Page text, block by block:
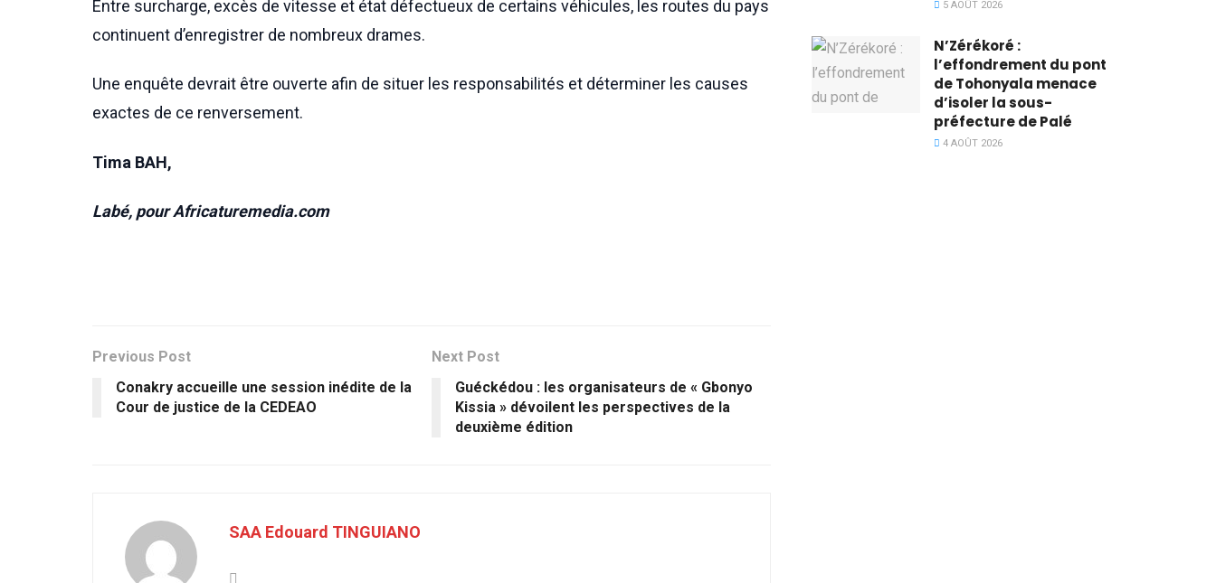
Entre surcharge, excès de vitesse et état défectueux de certains véhicules, les routes du pays
continuent d’enregistrer de nombreux drames.
Une enquête devrait être ouverte afin de situer les responsabilités et déterminer les causes
exactes de ce renversement.
Tima BAH,
Labé, pour Africaturemedia.com
Previous Post
Conakry accueille une session inédite de la
Cour de justice de la CEDEAO
Next Post
Guéckédou : les organisateurs de « Gbonyo
Kissia » dévoilent les perspectives de la
deuxième édition
SAA Edouard TINGUIANO
5 AOÛT 2026
N’Zérékoré :
l’effondrement du pont
de Tohonyala menace
d’isoler la sous-
préfecture de Palé
4 AOÛT 2026